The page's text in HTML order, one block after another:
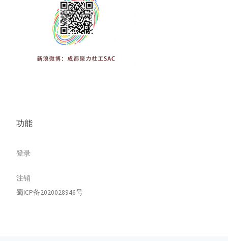
功能
登录
注销
蜀ICP备2020028946号